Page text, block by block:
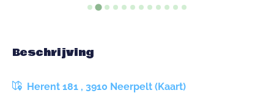
Beschrijving
Herent 181 , 3910 Neerpelt (Kaart)